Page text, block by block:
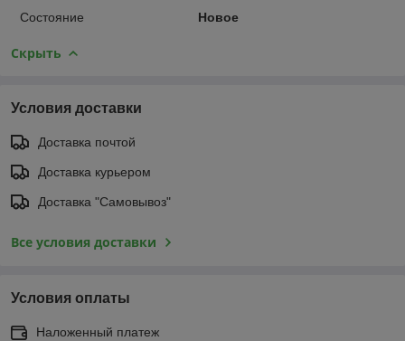
Состояние
Новое
Скрыть
Условия доставки
Доставка почтой
Доставка курьером
Доставка "Самовывоз"
Все условия доставки
Условия оплаты
Наложенный платеж